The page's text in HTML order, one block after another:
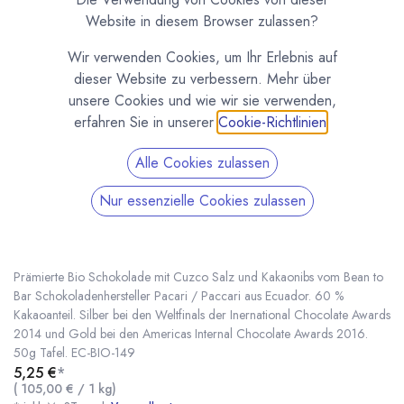
Bio Schokolade Paccari mit Cuzco Pink Salz &
Prämierte Bio Schokolade mit Cuzco Salz und Kakaonibs vom Bean to
Bar Schokoladenhersteller Pacari / Paccari aus Ecuador. 60 %
Kakaoanteil. Silber bei den Weltfinals der Inernational Chocolate Awards
2014 und Gold bei den Americas Internal Chocolate Awards 2016.
50g Tafel. EC-BIO-149
5,25 €*
( 105,00 € / 1 kg)
Website in diesem Browser zulassen?
Wir verwenden Cookies, um Ihr Erlebnis auf
dieser Website zu verbessern. Mehr über
unsere Cookies und wie wir sie verwenden,
erfahren Sie in unserer Cookie-Richtlinien
Alle Cookies zulassen
Nur essenzielle Cookies zulassen